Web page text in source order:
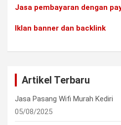
Jasa pembayaran dengan
Iklan banner dan backlink
Artikel Terbaru
Jasa Pasang Wifi Murah Kediri
05/08/2025